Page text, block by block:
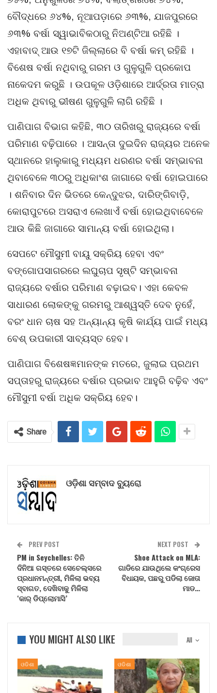
ବୌଦ୍ଧରେ ୬୪%, ନୂଆପଡ଼ାରେ ୬୩%, ଯାଜପୁରରେ
୬୩% ବର୍ଷା ସ୍ୱାଭାବିକଠାରୁ ନିଅଣ୍ଟିଆ ରହିଛି ।
ଏହାବାଦ୍ ଆଉ ୧୭ଟି ଜିଲ୍ଲାରେ ବି ବର୍ଷା କମ୍ ରହିଛି ।
ବିଶେଷ ବର୍ଷା ନଥିବାରୁ ଗରମ ଓ ଗୁଳୁଗୁଳି ପ୍ରକୋପ
ନାକେଦମ କରୁଛି । ଉପକୂଳ ଓଡ଼ିଶାରେ ଆର୍ଦ୍ରତା ମାତ୍ରା
ଅଧିକ ଥିବାରୁ ଭୀଷଣ ଗୁଳୁଗୁଳି ଲାଗି ରହିଛି ।
ପାଣିପାଗ ବିଭାଗ କହିଛି, ୩୦ ତାରିଖରୁ ରାଜ୍ୟରେ ବର୍ଷା
ପରିମାଣ ବଢ଼ିପାରେ । ଆସନ୍ତା ଦୁଇଦିନ ରାଜ୍ୟର ଅନେକ
ସ୍ଥାନରେ ହାଲୁକାରୁ ମଧ୍ୟମ ଧରଣର ବର୍ଷା ସମ୍ଭାବନା
ଥିବାବେଳେ ୩୦ରୁ ଅଧିକାଂଶ ଜାଗାରେ ବର୍ଷା ହୋଇପାରେ
। ଶନିବାର ଦିନ ଭିତରେ କେନ୍ଦୁଝର, ଦାରିଙ୍ଗିବାଡ଼ି,
କୋରାପୁଟରେ ଅସରାଏ ଲେଖାଏଁ ବର୍ଷା ହୋଇଥିବାବେଳେ
ଆଉ କିଛି ଜାଗାରେ ସାମାନ୍ୟ ବର୍ଷା ହୋଇଥିଲା।
ସେପଟେ ମୌସୁମୀ ବାୟୁ ସକ୍ରିୟ ହେବା ଏବଂ
ବଙ୍ଗୋପସାଗରରେ ଲଘୁଚାପ ସୃଷ୍ଟି ସମ୍ଭାବନା
ରାଜ୍ୟରେ ବର୍ଷାର ପରିମାଣ ବଢ଼ାଇବ। ଏହା କେବଳ
ସାଧାରଣ ଲୋକଙ୍କୁ ଗରମରୁ ଆଶ୍ୱସ୍ତି ଦେବ ନୁହେଁ,
ବରଂ ଧାନ ଚାଷ ସହ ଅନ୍ୟାନ୍ୟ କୃଷି କାର୍ଯ୍ୟ ପାଇଁ ମଧ୍ୟ
ବେଶ୍ ଉପକାରୀ ସାବ୍ୟସ୍ତ ହେବ।
ପାଣିପାଗ ବିଶେଷଜ୍ଞମାନଙ୍କ ମତରେ, ଜୁଲାଇ ପ୍ରଥମ
ସପ୍ତାହରୁ ରାଜ୍ୟରେ ବର୍ଷାର ପ୍ରଭାବ ଆହୁରି ବଢ଼ିବ ଏବଂ
ମୌସୁମୀ ବର୍ଷା ଅଧିକ ସକ୍ରିୟ ହେବ।
Share
ଓଡ଼ିଶା ସମ୍ବାଦ ବ୍ୟୁରୋ
PREV POST
PM in Seychelles: ତିନି
ଦିନିଆ ଗସ୍ତରେ ସେଚେଲ୍ସରେ
ପ୍ରଧାନମନ୍ତ୍ରୀ, ମିଳିଲା ଭବ୍ୟ
ସ୍ବାଗତ, ଦେଖିବାକୁ ମିଳିଲା
‘କାର୍ ଡିପ୍ଲୋମାସି’
NEXT POST
Shoe Attack on MLA:
ଗାଡିରେ ଯାଉଥିଲେ କଂଗ୍ରେସ
ବିଧାୟକ, ପଛରୁ ପଡିଲା ଜୋତା
ମାଡ…
All
YOU MIGHT ALSO LIKE
ଓଡିଶା ଓଡିଶା